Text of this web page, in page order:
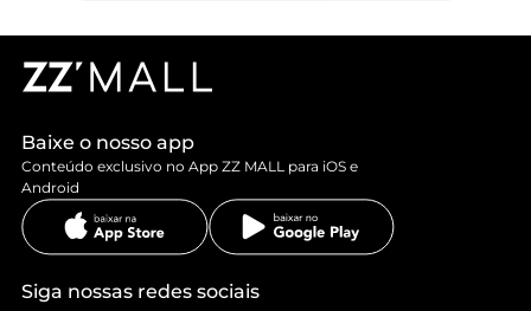
Baixe o nosso app
Conteúdo exclusivo no App ZZ MALL para iOS e
Android
Siga nossas redes sociais